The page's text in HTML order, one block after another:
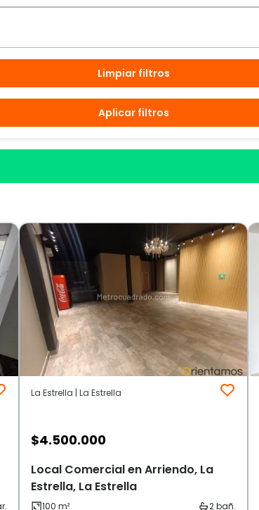
Limpiar filtros
Aplicar filtros
La Estrella | La Estrella
$4.500.000
Local Comercial en Arriendo, La
Estrella, La Estrella